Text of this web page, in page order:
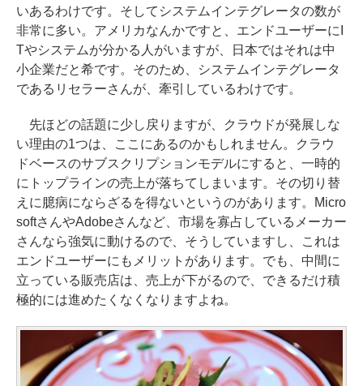
いあるわけです。そしてシステムインテグレータの数が
非常に多い。アメリカなんかですと、エンドユーザーにI
Tやシステムが分かる人がいますが、日本ではそれは中
小企業だと希です。そのため、システムインテグレータ
であるリセラーさんが、牽引しているわけです。
先ほどの話題に少し戻りますが、クラウドが発展しな
い理由の1つは、ここにあるのかもしれません。クラウ
ドベースのサブスクリプションモデルにすると、一時的
にトップラインの売上が落ちてしまいます。その切り替
えに臆病にならざるを得ないというのがあります。Micro
softさんやAdobeさんなど、市場を寡占しているメーカー
さんなら強気に動けるので、そうしていますし、これは
エンドユーザーにもメリットがあります。でも、中間に
立っている販売店は、売上が下がるので、できるだけ積
極的には進めたくなくなりますよね。